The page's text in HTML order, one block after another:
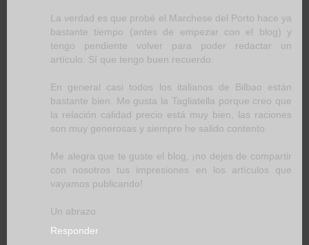
La verdad es que probé el Marchese del Porto hace ya
bastante tiempo (antes de empezar con el blog) y
tengo pendiente volver para poder redactar un
artículo. Sí que tengo buen recuerdo.
En general casi todos los italianos de Bilbao están
bastante bien. Me gusta la Tagliatella porque creo que
la relación calidad precio está muy bien, las raciones
son muy generosas y siempre he salido contento.
Me alegra que te guste el blog, ¡no dejes de compartir
con nosotros tus impresiones en los artículos que
vayamos publicando!
Un abrazo
Responder